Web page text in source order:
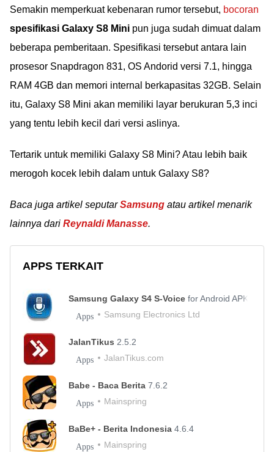
Semakin memperkuat kebenaran rumor tersebut, bocoran
spesifikasi Galaxy S8 Mini pun juga sudah dimuat dalam
beberapa pemberitaan. Spesifikasi tersebut antara lain
prosesor Snapdragon 831, OS Andorid versi 7.1, hingga
RAM 4GB dan memori internal berkapasitas 32GB. Selain
itu, Galaxy S8 Mini akan memiliki layar berukuran 5,3 inci
yang tentu lebih kecil dari versi aslinya.
Tertarik untuk memiliki Galaxy S8 Mini? Atau lebih baik
merogoh kocek lebih dalam untuk Galaxy S8?
Baca juga artikel seputarSamsung atau artikel menarik
lainnya dari Reynaldi Manasse.
APPS TERKAIT
Samsung Galaxy S4 S-Voice for Android APK
Apps Samsung Electronics Ltd
JalanTikus 2.5.2
Apps JalanTikus.com
Babe - Baca Berita 7.6.2
Apps Mainspring
BaBe+ - Berita Indonesia 4.6.4
Apps Mainspring